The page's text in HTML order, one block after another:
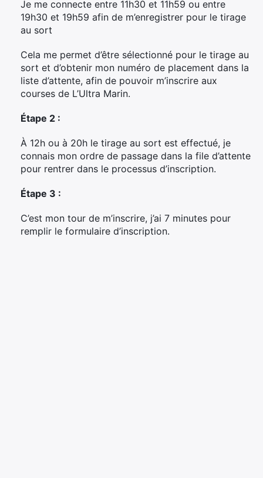
Je me connecte entre 11h30 et 11h59 ou entre
19h30 et 19h59 afin de m’enregistrer pour le tirage
au sort
Cela me permet d’être sélectionné pour le tirage au
sort et d’obtenir mon numéro de placement dans la
liste d’attente, afin de pouvoir m’inscrire aux
courses de L’Ultra Marin.
Étape 2 :
À 12h ou à 20h le tirage au sort est effectué, je
connais mon ordre de passage dans la file d’attente
pour rentrer dans le processus d’inscription.
Étape 3 :
C’est mon tour de m’inscrire, j’ai 7 minutes pour
remplir le formulaire d’inscription.